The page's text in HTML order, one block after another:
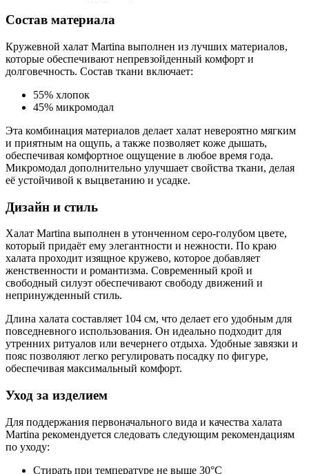
Состав материала
Кружевной халат Martina выполнен из лучших материалов,
которые обеспечивают непревзойденный комфорт и
долговечность. Состав ткани включает:
55% хлопок
45% микромодал
Эта комбинация материалов делает халат невероятно мягким
и приятным на ощупь, а также позволяет коже дышать,
обеспечивая комфортное ощущение в любое время года.
Микромодал дополнительно улучшает свойства ткани, делая
её устойчивой к выцветанию и усадке.
Дизайн и стиль
Халат Martina выполнен в утонченном серо-голубом цвете,
который придаёт ему элегантности и нежности. По краю
халата проходит изящное кружево, которое добавляет
женственности и романтизма. Современный крой и
свободный силуэт обеспечивают свободу движений и
непринужденный стиль.
Длина халата составляет 104 см, что делает его удобным для
повседневного использования. Он идеально подходит для
утренних ритуалов или вечернего отдыха. Удобные завязки и
пояс позволяют легко регулировать посадку по фигуре,
обеспечивая максимальный комфорт.
Уход за изделием
Для поддержания первоначального вида и качества халата
Martina рекомендуется следовать следующим рекомендациям
по уходу:
Стирать при температуре не выше 30°С